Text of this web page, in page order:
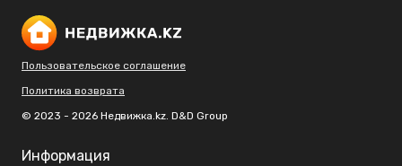
Пользовательское соглашение
Политика возврата
© 2023 - 2026 Недвижка.kz. D&D Group
Информация